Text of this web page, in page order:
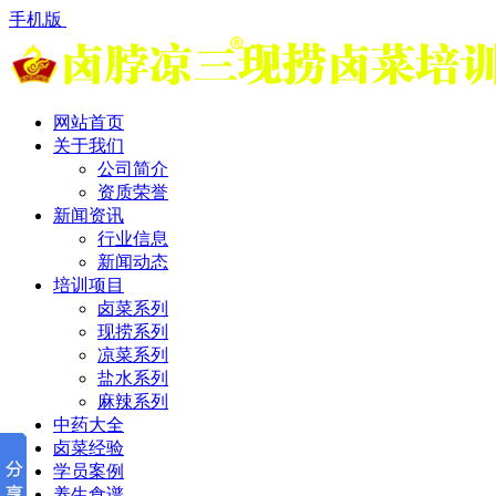
手机版
网站首页
关于我们
公司简介
资质荣誉
新闻资讯
行业信息
新闻动态
培训项目
卤菜系列
现捞系列
凉菜系列
盐水系列
麻辣系列
中药大全
卤菜经验
学员案例